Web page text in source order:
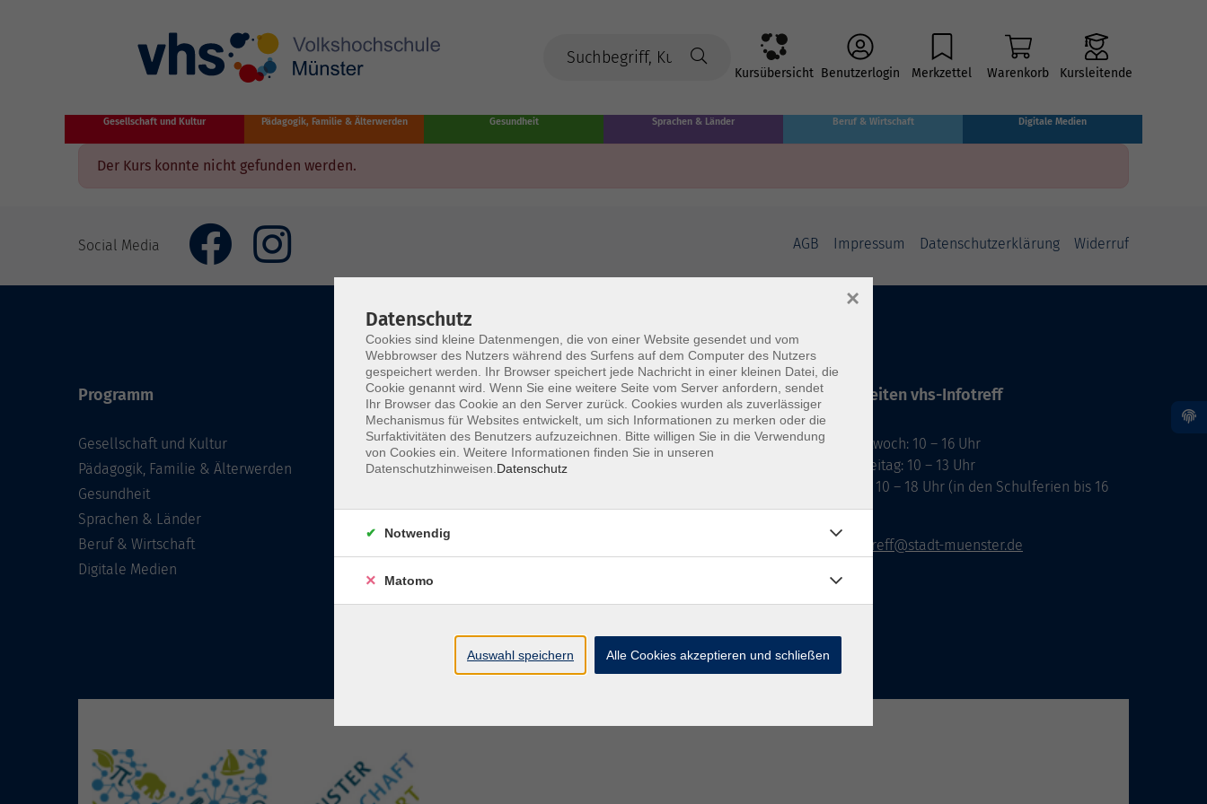
Kursübersicht Benutzerlogin Merkzettel Warenkorb Kursleitende
Gesellschaft und Kultur Pädagogik, Familie & Älterwerden Gesundheit Sprachen & Länder Beruf & Wirtschaft Digitale Medien
Der Kurs konnte nicht gefunden werden.
Social Media AGB Impressum Datenschutzerklärung Widerruf
Programm
Gesellschaft und Kultur
Pädagogik, Familie & Älterwerden
Gesundheit
Sprachen & Länder
Beruf & Wirtschaft
Digitale Medien
Volkshochschule Münster
Aegidiistraße 70
48143 Münster
vhs@stadt-muenster.de
Lage im Stadtplan
Öffnungszeiten vhs-Infotreff
Montag, Mittwoch: 10 – 16 Uhr
Dienstag, Freitag: 10 – 13 Uhr
Donnerstag: 10 – 18 Uhr (in den Schulferien bis 16
Uhr)
vhs-infotreff@stadt-muenster.de
Datenschutz
Cookies sind kleine Datenmengen, die von einer Website gesendet und vom
Webbrowser des Nutzers während des Surfens auf dem Computer des Nutzers
gespeichert werden. Ihr Browser speichert jede Nachricht in einer kleinen Datei, die
Cookie genannt wird. Wenn Sie eine weitere Seite vom Server anfordern, sendet
Ihr Browser das Cookie an den Server zurück. Cookies wurden als zuverlässiger
Mechanismus für Websites entwickelt, um sich Informationen zu merken oder die
Surfaktivitäten des Benutzers aufzuzeichnen. Bitte willigen Sie in die Verwendung
von Cookies ein. Weitere Informationen finden Sie in unseren
Datenschutzhinweisen. Datenschutz
×
Notwendig
Matomo
Auswahl speichern Alle Cookies akzeptieren und schließen